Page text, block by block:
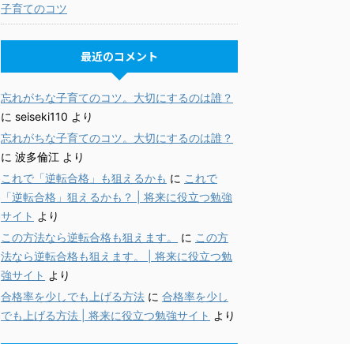
子育てのコツ
最近のコメント
忘れがちな子育てのコツ。大切にするのは誰？
に seiseki110 より
忘れがちな子育てのコツ。大切にするのは誰？
に 波多倫江 より
これで「逆転合格」も狙えるかも に これで
「逆転合格」狙えるかも？ | 将来に役立つ勉強
サイト より
この方法なら逆転合格も狙えます。
に この方
法なら逆転合格も狙えます。 | 将来に役立つ勉
強サイト より
合格率を少しでも上げる方法 に 合格率を少し
でも上げる方法 | 将来に役立つ勉強サイト より